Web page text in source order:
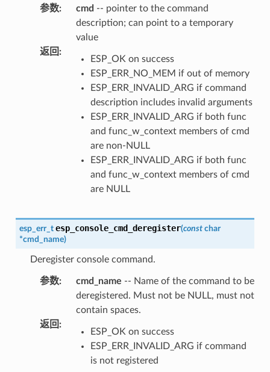
参数: cmd -- pointer to the command
description; can point to a temporary
value
返回 :
ESP_OK on success
ESP_ERR_NO_MEM if out of memory
ESP_ERR_INVALID_ARG if command
description includes invalid arguments
ESP_ERR_INVALID_ARG if both func
and func_w_context members of cmd
are non-NULL
ESP_ERR_INVALID_ARG if both func
and func_w_context members of cmd
are NULL
esp_err_t esp_console_cmd_deregister(const char
*cmd_name)
Deregister console command.
参数: cmd_name -- Name of the command to be
deregistered. Must not be NULL, must not
contain spaces.
返回 :
ESP_OK on success
ESP_ERR_INVALID_ARG if command
is not registered